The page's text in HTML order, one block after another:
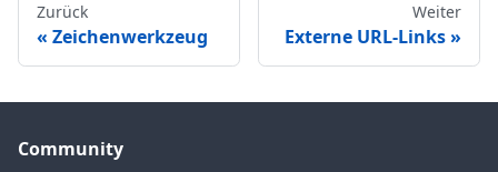
Zurück
Zeichenwerkzeug
Weiter
Externe URL-Links
Community